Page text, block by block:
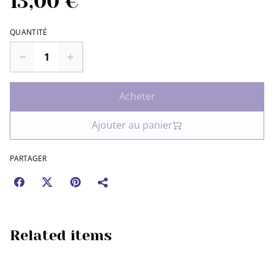
QUANTITÉ
Acheter
Ajouter au panier
PARTAGER
Related items